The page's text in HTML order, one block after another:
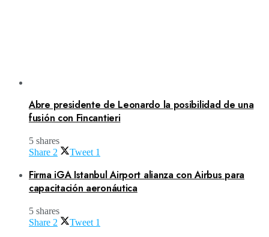
Abre presidente de Leonardo la posibilidad de una
fusión con Fincantieri
5 shares
Share 2 Tweet 1
Firma iGA Istanbul Airport alianza con Airbus para
capacitación aeronáutica
5 shares
Share 2 Tweet 1